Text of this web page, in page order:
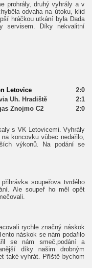
prohrály, druhý vyhrály a v
odvaha na útoku, klid
hráčkou utkání byla Dada
servisem. Díky nekvalitní
Letovice
2:0
Uh. Hradiště
2:1
Znojmo C2 2:0
s VK Letovicemi. Vyhrály
koncovku vůbec nedařilo,
výkonů. Na podání se
soupeřova tvrdého
Ale soupeř ho měl opět
rychle značný náskok
náskok se nám podařilo
se nám smeč,podání a
díky našim drobným
také vyhrát. Příště bychom